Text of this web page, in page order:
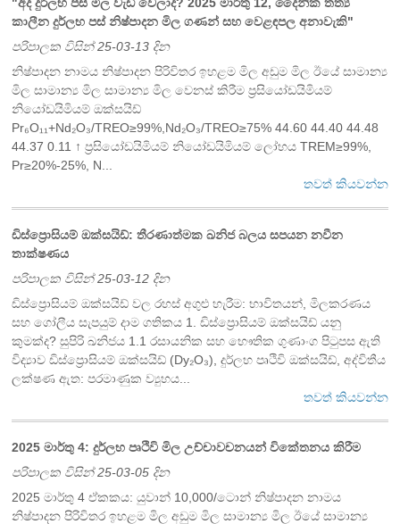
"අද දුර්ලභ පස් මිල වැඩි වෙලාද? 2025 මාර්තු 12, දෛනික තත්‍ය
කාලීන දුර්ලභ පස් නිෂ්පාදන මිල ගණන් සහ වෙළඳපල අනාවැකි"
පරිපාලක විසින් 25-03-13 දින
නිෂ්පාදන නාමය නිෂ්පාදන පිරිවිතර ඉහළම මිල අඩුම මිල ඊයේ සාමාන්‍ය
මිල සාමාන්‍ය මිල සාමාන්‍ය මිල වෙනස් කිරීම ප්‍රසියෝඩයිමියම්
නියෝඩයිමියම් ඔක්සයිඩ්
Pr₆O₁₁+Nd₂O₃/TREO≥99%,Nd₂O₃/TREO≥75% 44.60 44.40 44.48
44.37 0.11 ↑ ප්‍රසියෝඩයිමියම් නියෝඩයිමියම් ලෝහය TREM≥99%,
Pr≥20%-25%, N...
තවත් කියවන්න
ඩිස්ප්‍රොසියම් ඔක්සයිඩ්: තීරණාත්මක ඛනිජ බලය සපයන නවීන
තාක්ෂණය
පරිපාලක විසින් 25-03-12 දින
ඩිස්ප්‍රොසියම් ඔක්සයිඩ් වල රහස් අගුළු හැරීම: භාවිතයන්, මිලකරණය
සහ ගෝලීය සැපයුම් දාම ගතිකය 1. ඩිස්ප්‍රොසියම් ඔක්සයිඩ් යනු
කුමක්ද? සුපිරි ඛනිජය 1.1 රසායනික සහ භෞතික ගුණාංග පිටුපස ඇති
විද්‍යාව ඩිස්ප්‍රොසියම් ඔක්සයිඩ් (Dy₂O₃), දුර්ලභ පෘථිවි ඔක්සයිඩ්, අද්විතීය
ලක්ෂණ ඇත: ‍පරමාණුක ව්‍යුහය...
තවත් කියවන්න
2025 මාර්තු 4: දුර්ලභ පෘථිවි මිල උච්චාවචනයන් විකේතනය කිරීම
පරිපාලක විසින් 25-03-05 දින
2025 මාර්තු 4 ඒකකය: යුවාන් 10,000/ටොන් නිෂ්පාදන නාමය
නිෂ්පාදන පිරිවිතර ඉහළම මිල අඩුම මිල සාමාන්‍ය මිල ඊයේ සාමාන්‍ය